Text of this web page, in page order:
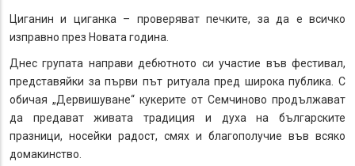
Циганин и циганка – проверяват печките, за да е всичко
изправно през Новата година.
Днес групата направи дебютното си участие във фестивал,
представяйки за първи път ритуала пред широка публика. С
обичая „Дервишуване“ кукерите от Семчиново продължават
да предават живата традиция и духа на българските
празници, носейки радост, смях и благополучие във всяко
домакинство.